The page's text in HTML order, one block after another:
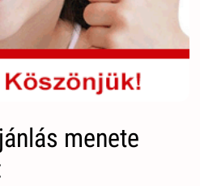
menete